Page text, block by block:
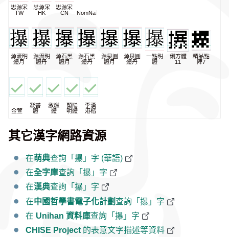
思源宋
TW
思源宋
HK
思源宋
CN
NomNaTong
源流明
體月
源流明
體丹
源石黑
體月
源石黑
體丹
源泉圓
體月
源泉圓
體丹
一點明
體
俐方體
11
精品點
陣7
金萱
凝書
體
激燃
體
蘭陽
明體
李漢
港楷
其它漢字網路資源
在萌典查詢「㩧」字 (華語)
在全字庫查詢「㩧」字
在漢典查詢「㩧」字
在中國哲學書電子化計劃查詢「㩧」字
在 Unihan 資料庫查詢「㩧」字
CHISE Project 的表意文字描述等資料